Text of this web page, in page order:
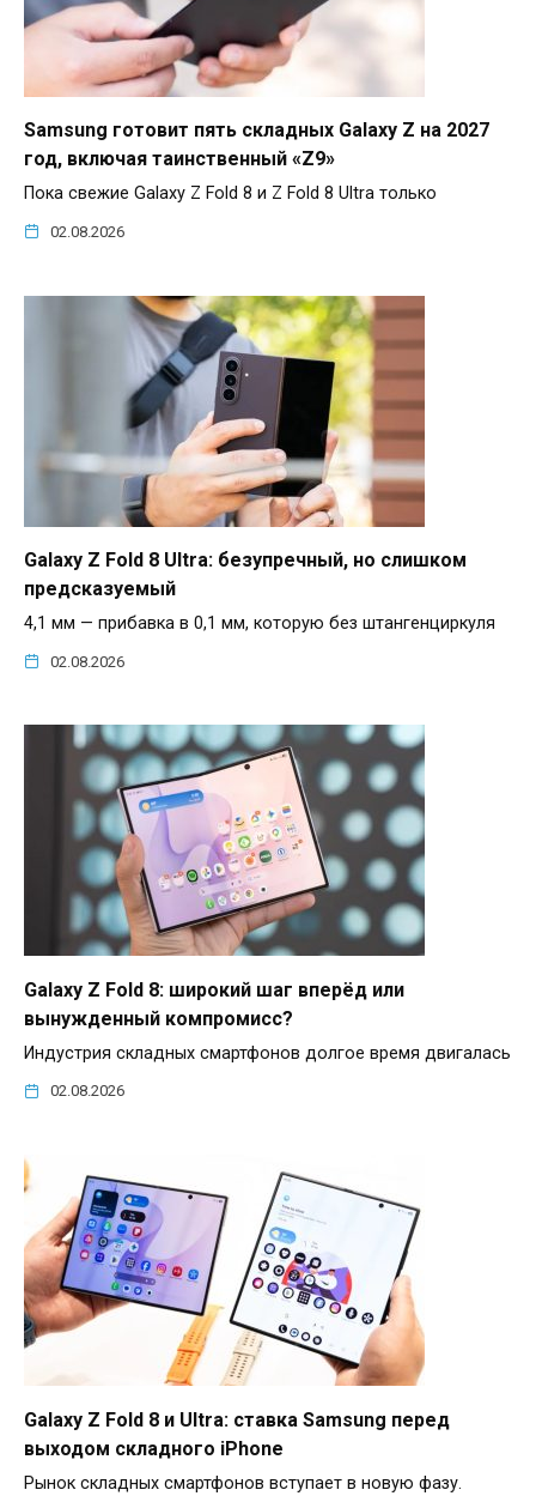
Samsung готовит пять складных Galaxy Z на 2027
год, включая таинственный «Z9»
Пока свежие Galaxy Z Fold 8 и Z Fold 8 Ultra только
02.08.2026
Galaxy Z Fold 8 Ultra: безупречный, но слишком
предсказуемый
4,1 мм — прибавка в 0,1 мм, которую без штангенциркуля
02.08.2026
Galaxy Z Fold 8: широкий шаг вперёд или
вынужденный компромисс?
Индустрия складных смартфонов долгое время двигалась
02.08.2026
Galaxy Z Fold 8 и Ultra: ставка Samsung перед
выходом складного iPhone
Рынок складных смартфонов вступает в новую фазу.